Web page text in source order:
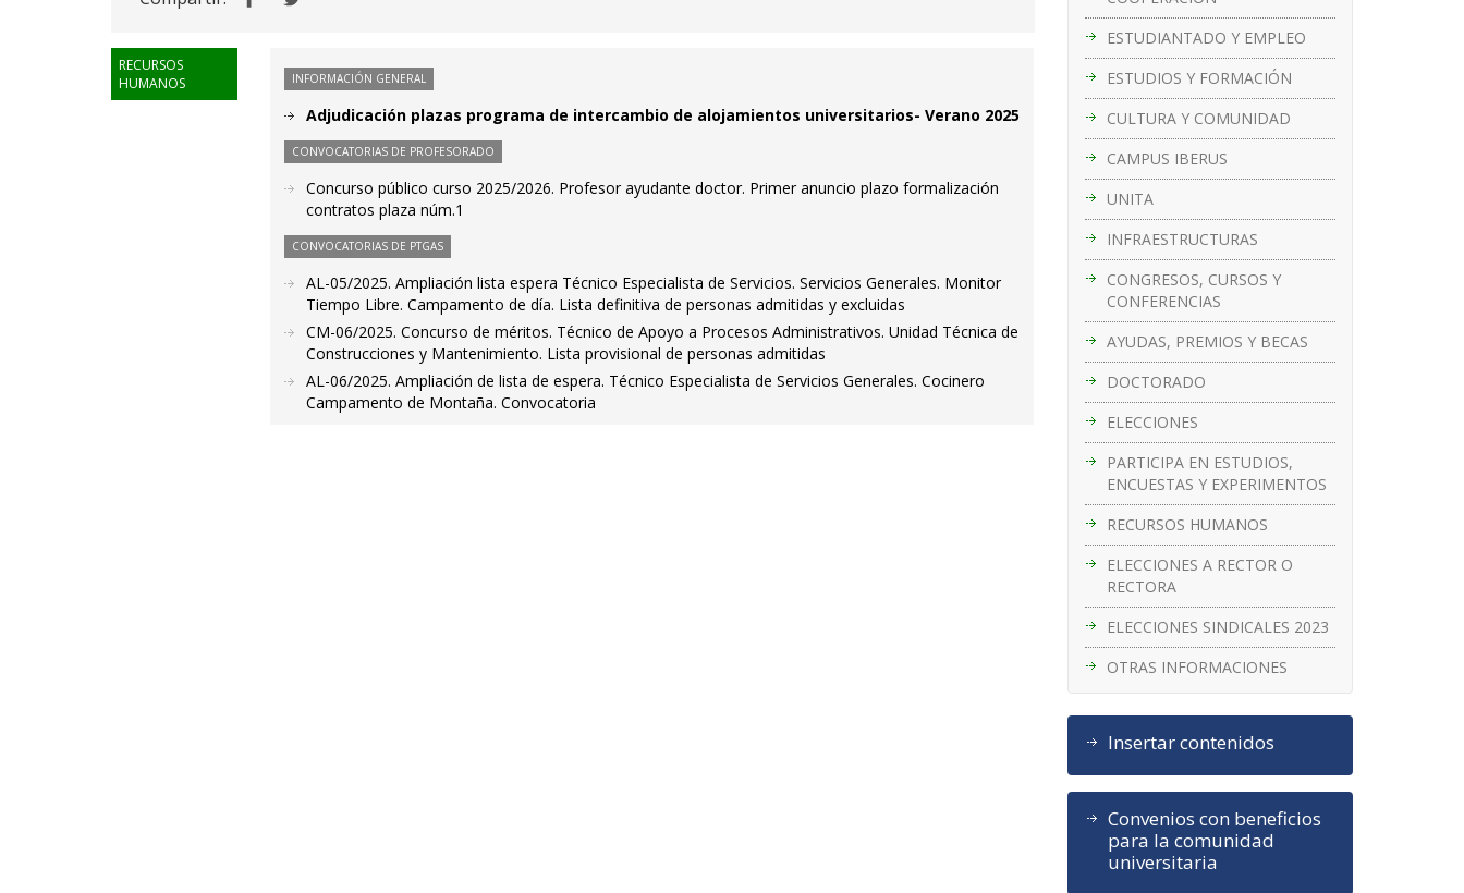
ESTUDIANTADO Y EMPLEO
ESTUDIOS Y FORMACIÓN
CULTURA Y COMUNIDAD
CAMPUS IBERUS
UNITA
INFRAESTRUCTURAS
CONGRESOS, CURSOS Y
CONFERENCIAS
AYUDAS, PREMIOS Y BECAS
DOCTORADO
ELECCIONES
PARTICIPA EN ESTUDIOS,
ENCUESTAS Y EXPERIMENTOS
RECURSOS HUMANOS
ELECCIONES A RECTOR O
RECTORA
ELECCIONES SINDICALES 2023
OTRAS INFORMACIONES
Insertar contenidos
Convenios con beneficios
para la comunidad
universitaria
RECURSOS
HUMANOS
INFORMACIÓN GENERAL
Adjudicación plazas programa de intercambio de alojamientos universitarios- Verano 2025
CONVOCATORIAS DE PROFESORADO
Concurso público curso 2025/2026. Profesor ayudante doctor. Primer anuncio plazo formalización
contratos plaza núm.1
CONVOCATORIAS DE PTGAS
AL-05/2025. Ampliación lista espera Técnico Especialista de Servicios. Servicios Generales. Monitor
Tiempo Libre. Campamento de día. Lista definitiva de personas admitidas y excluidas
CM-06/2025. Concurso de méritos. Técnico de Apoyo a Procesos Administrativos. Unidad Técnica de
Construcciones y Mantenimiento. Lista provisional de personas admitidas
AL-06/2025. Ampliación de lista de espera. Técnico Especialista de Servicios Generales. Cocinero
Campamento de Montaña. Convocatoria